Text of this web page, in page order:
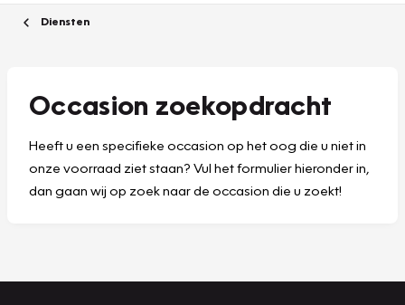
Diensten
Occasion zoekopdracht
Heeft u een specifieke occasion op het oog die u niet in
onze voorraad ziet staan? Vul het formulier hieronder in,
dan gaan wij op zoek naar de occasion die u zoekt!